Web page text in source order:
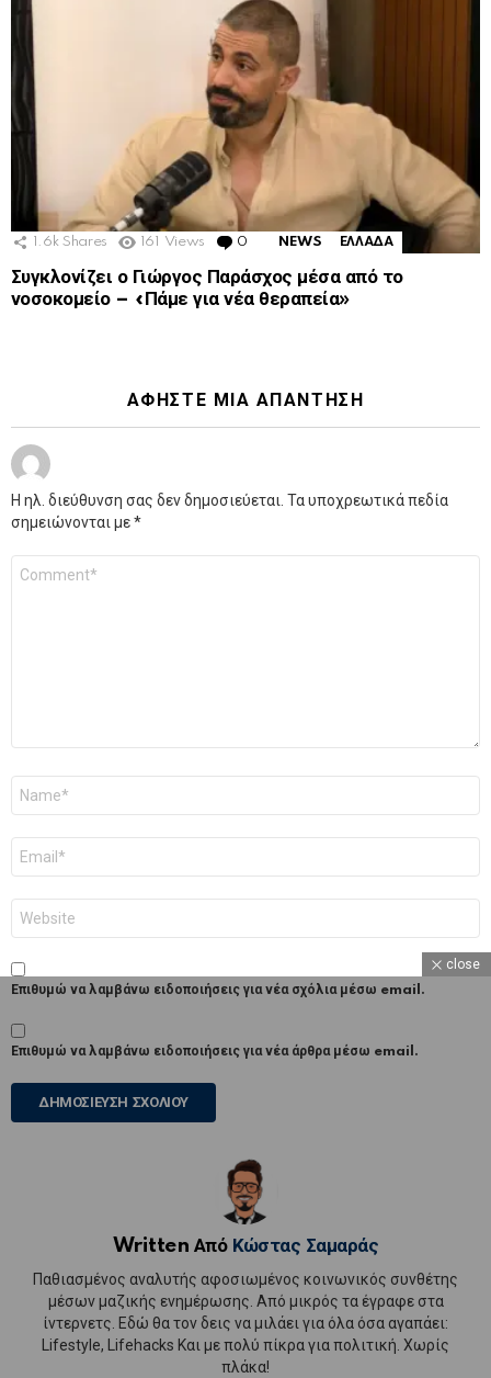
1.6k Shares 161 Views 0 Comments
NEWS ΕΛΛΑΔΑ
Συγκλονίζει ο Γιώργος Παράσχος μέσα από το
νοσοκομείο – «Πάμε για νέα θεραπεία»
ΑΦΉΣΤΕ ΜΙΑ ΑΠΆΝΤΗΣΗ
Η ηλ. διεύθυνση σας δεν δημοσιεύεται. Τα υποχρεωτικά πεδία
σημειώνονται με*
Επιθυμώ να λαμβάνω ειδοποιήσεις για νέα σχόλια μέσω email.
Επιθυμώ να λαμβάνω ειδοποιήσεις για νέα άρθρα μέσω email.
Written Από Κώστας Σαμαράς
Παθιασμένος αναλυτής αφοσιωμένος κοινωνικός συνθέτης
μέσων μαζικής ενημέρωσης. Από μικρός τα έγραφε στα
ίντερνετς. Εδώ θα τον δεις να μιλάει για όλα όσα αγαπάει:
Lifestyle, Lifehacks Και με πολύ πίκρα για πολιτική. Χωρίς
πλάκα!
close